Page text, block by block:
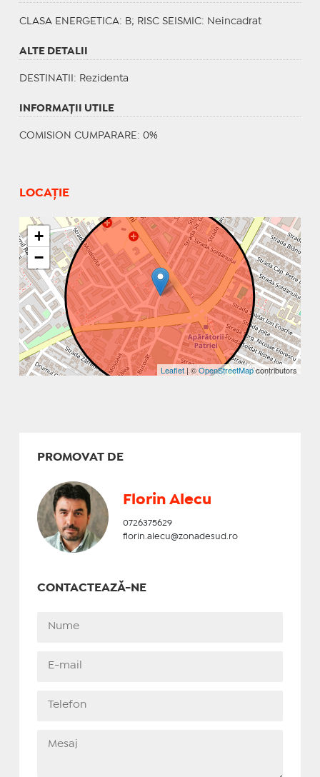
CLASA ENERGETICA: B; RISC SEISMIC: Neincadrat
ALTE DETALII
DESTINATII : Rezidenta
INFORMAŢII UTILE
COMISION CUMPARARE: 0%
LOCAȚIE
+
−
Leaflet| ©OpenStreetMapcontributors
PROMOVAT DE
Florin Alecu
0726375629
florin.alecu@zonadesud.ro
CONTACTEAZĂ-NE